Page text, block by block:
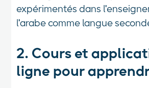
expérimentés dans
l'arabe comme langue
2. Cours et
ligne pour